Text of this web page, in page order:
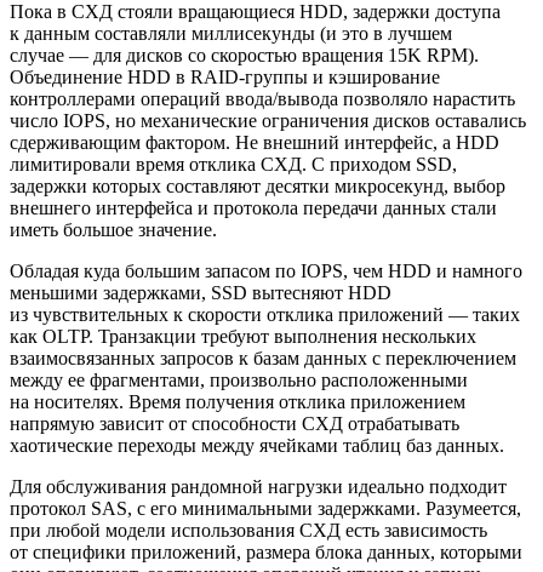
Пока в СХД стояли вращающиеся HDD, задержки доступа
к данным составляли миллисекунды (и это в лучшем
случае — для дисков со скоростью вращения 15K RPM).
Объединение HDD в RAID-группы и кэширование
контроллерами операций ввода/вывода позволяло нарастить
число IOPS, но механические ограничения дисков оставались
сдерживающим фактором. Не внешний интерфейс, а HDD
лимитировали время отклика СХД. С приходом SSD,
задержки которых составляют десятки микросекунд, выбор
внешнего интерфейса и протокола передачи данных стали
иметь большое значение.
Обладая куда большим запасом по IOPS, чем HDD и намного
меньшими задержками, SSD вытесняют HDD
из чувствительных к скорости отклика приложений — таких
как OLTP. Транзакции требуют выполнения нескольких
взаимосвязанных запросов к базам данных с переключением
между ее фрагментами, произвольно расположенными
на носителях. Время получения отклика приложением
напрямую зависит от способности СХД отрабатывать
хаотические переходы между ячейками таблиц баз данных.
Для обслуживания рандомной нагрузки идеально подходит
протокол SAS, с его минимальными задержками. Разумеется,
при любой модели использования СХД есть зависимость
от специфики приложений, размера блока данных, которыми